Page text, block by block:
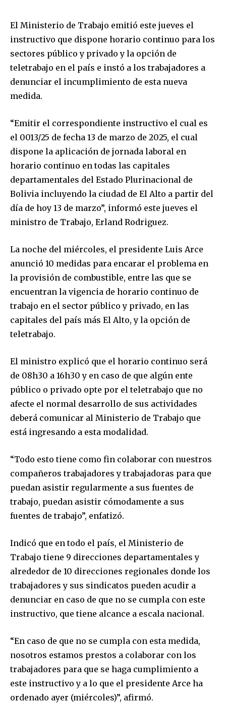
SUBSCRIBERS and be part of the
conversation.
To subscribe, simply enter your email address on our website
or click the subscribe button below. Don't worry, we respect
your privacy and won't spam your inbox. Your information is
safe with us.
El Ministerio de Trabajo emitió este jueves el
instructivo que dispone horario continuo para los
sectores público y privado y la opción de
teletrabajo en el país e instó a los trabajadores a
denunciar el incumplimiento de esta nueva
medida.
“Emitir el correspondiente instructivo el cual es
el 0013/25 de fecha 13 de marzo de 2025, el cual
dispone la aplicación de jornada laboral en
horario continuo en todas las capitales
departamentales del Estado Plurinacional de
Bolivia incluyendo la ciudad de El Alto a partir del
día de hoy 13 de marzo”, informó este jueves el
ministro de Trabajo, Erland Rodriguez.
La noche del miércoles, el presidente Luis Arce
anunció 10 medidas para encarar el problema en
la provisión de combustible, entre las que se
encuentran la vigencia de horario continuo de
trabajo en el sector público y privado, en las
capitales del país más El Alto, y la opción de
teletrabajo.
El ministro explicó que el horario continuo será
de 08h30 a 16h30 y en caso de que algún ente
público o privado opte por el teletrabajo que no
afecte el normal desarrollo de sus actividades
deberá comunicar al Ministerio de Trabajo que
está ingresando a esta modalidad.
“Todo esto tiene como fin colaborar con nuestros
compañeros trabajadores y trabajadoras para que
puedan asistir regularmente a sus fuentes de
trabajo, puedan asistir cómodamente a sus
fuentes de trabajo”, enfatizó.
Indicó que en todo el país, el Ministerio de
Trabajo tiene 9 direcciones departamentales y
alrededor de 10 direcciones regionales donde los
trabajadores y sus sindicatos pueden acudir a
denunciar en caso de que no se cumpla con este
instructivo, que tiene alcance a escala nacional.
“En caso de que no se cumpla con esta medida,
nosotros estamos prestos a colaborar con los
trabajadores para que se haga cumplimiento a
este instructivo y a lo que el presidente Arce ha
ordenado ayer (miércoles)”, afirmó.